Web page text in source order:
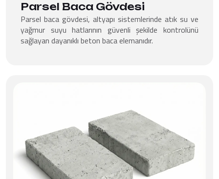
Parsel Baca Gövdesi
Parsel baca gövdesi, altyapı sistemlerinde atık su ve
yağmur suyu hatlarının güvenli şekilde kontrolünü
sağlayan dayanıklı beton baca elemanıdır.